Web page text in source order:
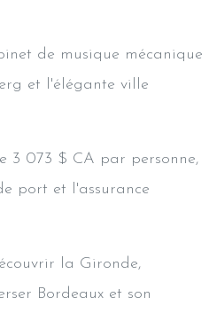
de musique mécanique
et l'élégante ville
3 073 $ CA par personne,
port et l'assurance
la Gironde,
Bordeaux et son